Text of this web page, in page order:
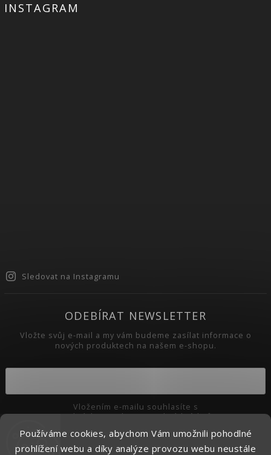
Používáme cookies, abychom Vám umožnili pohodlné
prohlížení webu a díky analýze provozu webu neustále
INSTAGRAM
Sledovat na Instagramu
ODEBÍRAT NEWSLETTER
Vložte svůj e-mail a my vám budeme zasílat informace o
nových produktech na našem e-shopu.
podmínkami ochrany osobních údajů
Přihlásit se